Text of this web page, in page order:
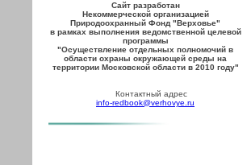
Сайт разработан
Некоммерческой организацией
Природоохранный Фонд "Верховье"
в рамках выполнения ведомственной целевой
программы
"Осуществление отдельных полномочий в
области охраны окружающей среды на
территории Московской области в 2010 году"
Контактный адрес
info-redbook@verhovye.ru